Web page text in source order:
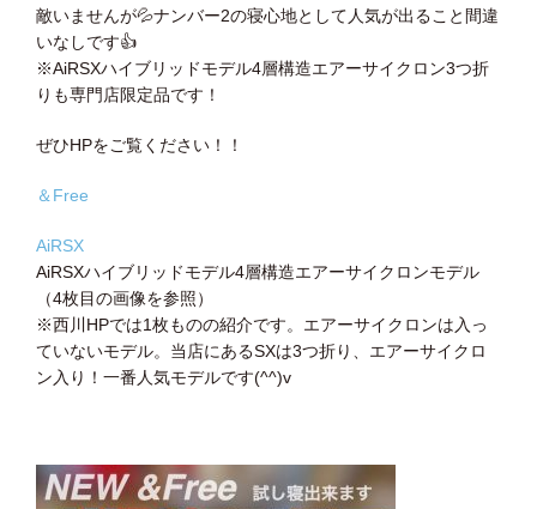
敵いませんが💦ナンバー2の寝心地として人気が出ること間違
いなしです👍
※AiRSXハイブリッドモデル4層構造エアーサイクロン3つ折
りも専門店限定品です！
ぜひHPをご覧ください！！
＆Free
AiRSX
AiRSXハイブリッドモデル4層構造エアーサイクロンモデル
（4枚目の画像を参照）
※西川HPでは1枚ものの紹介です。エアーサイクロンは入っ
ていないモデル。当店にあるSXは3つ折り、エアーサイクロ
ン入り！一番人気モデルです(^^)v